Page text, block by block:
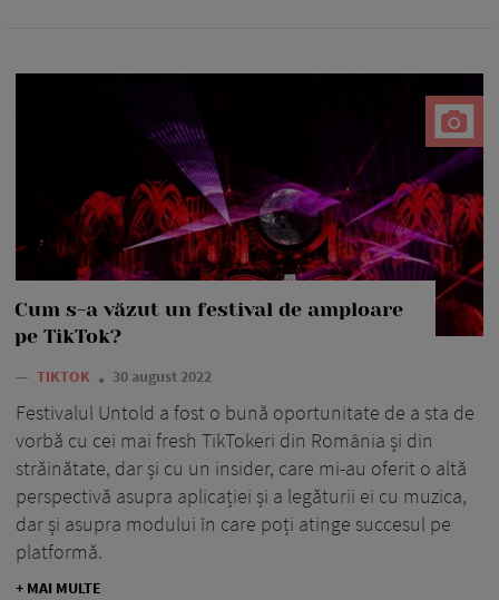
Cum s-a văzut un festival de amploare
pe TikTok?
— TIKTOK 30 august 2022
Festivalul Untold a fost o bună oportunitate de a sta de
vorbă cu cei mai fresh TikTokeri din România și din
străinătate, dar și cu un insider, care mi-au oferit o altă
perspectivă asupra aplicației și a legăturii ei cu muzica,
dar și asupra modului în care poți atinge succesul pe
platformă.
+ MAI MULTE